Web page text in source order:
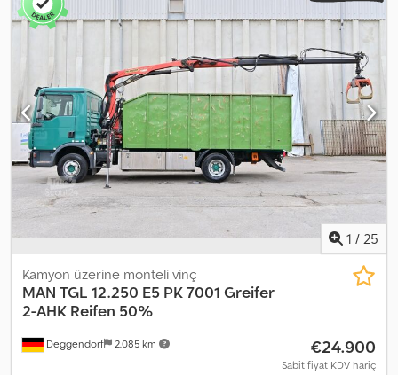
Donanım:
AdBlue, Takograf, diferansiyel kilidi, hız sabitleyici,
klima, tır çekici bağlantısı , MAN TGL 8.190 4×2 / yataklı kabin / 80
bin km!!! / 2022 / takım Yıl: 2022 Kilometre: 80.000 km Teknik
Bilgiler Azami Yüklü Ağırlık: 7.490 kg Römorklu Azami Yüklü Ağırlık:
17.976 kg Euro 6 Güç: 190 HP 4×2 Arka havalı süspansiyon
Diferansiyel kilidi Römork çekme düzeni Stepne taşıyıcı Sürgülü
brandalı üst yapı Üç dingilli römork dahildir. yataklı kabin Manuel
şanzıman Sürgülü tavan Hız sabitleyici Klima Takograf Dsdpfxezrf
Iue Ackokr Araç MAN yetkili bayisinden satın alınmış ve bakım
yapılmıştır. %100 kazasız, eksiksiz belge, tek sahipli Teknik ve
görsel durumu mükemmel.
1 / 25
Deggendorf 2.085 km
Kamyon üzerine monteli vinç
MAN TGL 12.250 E5 PK 7001 Greifer
2-AHK Reifen 50%
€24.900
Sabit fiyat KDV hariç